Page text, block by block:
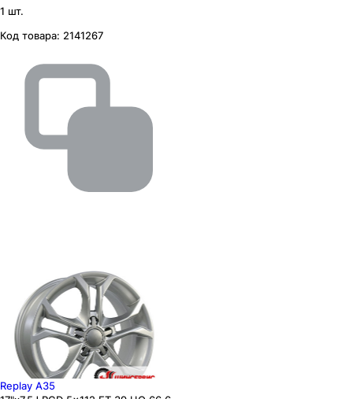
1 шт.
Код товара: 2141267
Replay A35